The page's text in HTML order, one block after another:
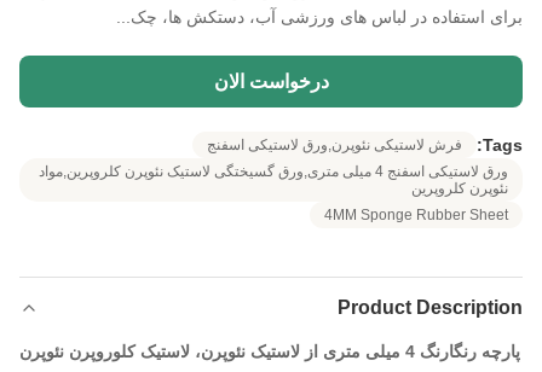
برای استفاده در لباس های ورزشی آب، دستکش ها، چک...
درخواست الان
Tags:
فرش لاستیکی نئوپرن,ورق لاستیکی اسفنج
ورق لاستیکی اسفنج 4 میلی متری,ورق گسیختگی لاستیک نئوپرن کلروپرین,مواد
نئوپرن کلروپرین
4MM Sponge Rubber Sheet
Product Description
پارچه رنگارنگ 4 میلی متری از لاستیک نئوپرن، لاستیک کلوروپرن نئوپرن